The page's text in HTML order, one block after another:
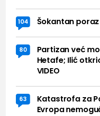
104 Šokantan
80
Partizan već
Hetafe; Ilić
VIDEO
63
Katastrofa za
Evropa